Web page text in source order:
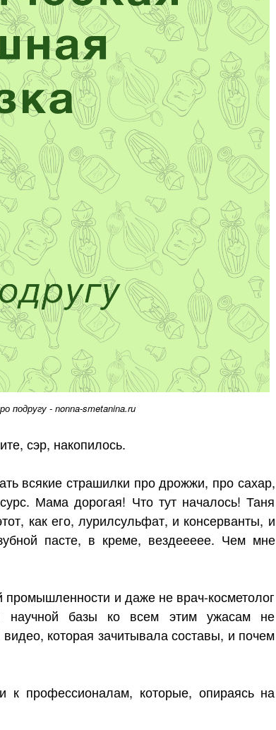
подругу - nonna-smetanina.ru
сэр, накопилось.
всякие страшилки про дрожжи, про сахар,
Мама дорогая! Что тут началось! Таня
как его, лурилсульфат, и консерванты, и
пасте, в креме, вездеееее. Чем мне
промышленности и даже не врач-косметолог
научной базы ко всем этим ужасам не
которая зачитывала составы, и почем
к профессионалам, которые, опираясь на